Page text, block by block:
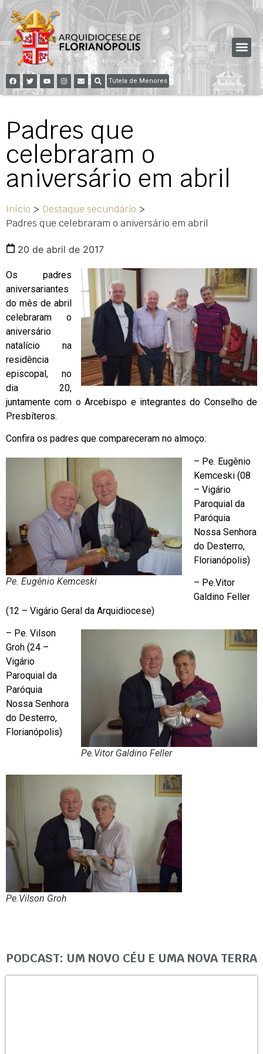
Tutela de Menores
Padres que
celebraram o
aniversário em abril
Início > Destaque secundário >
Padres que celebraram o aniversário em abril
20 de abril de 2017
Os padres
aniversariantes
do mês de abril
celebraram o
aniversário
natalício na
residência
episcopal, no
dia 20,
juntamente com o Arcebispo e integrantes do Conselho de
Presbíteros.
Confira os padres que compareceram no almoço:
Pe. Eugênio Kemceski
– Pe. Eugênio
Kemceski (08
– Vigário
Paroquial da
Paróquia
Nossa Senhora
do Desterro,
Florianópolis)
– Pe.Vitor
Galdino Feller
(12 – Vigário Geral da Arquidiocese)
Pe.Vitor Galdino Feller
– Pe. Vilson
Groh (24 –
Vigário
Paroquial da
Paróquia
Nossa Senhora
do Desterro,
Florianópolis)
Pe.Vilson Groh
PODCAST: UM NOVO CÉU E UMA NOVA TERRA